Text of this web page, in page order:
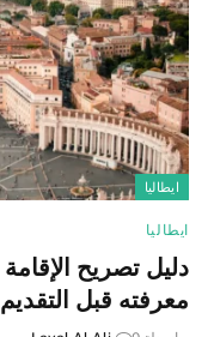
ايطاليا
ايطاليا
معرفته قبل التقديم